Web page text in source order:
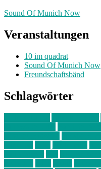
Sound Of Munich Now
Veranstaltungen
10 im quadrat
Sound Of Munich Now
Freundschaftsbänd
Schlagwörter